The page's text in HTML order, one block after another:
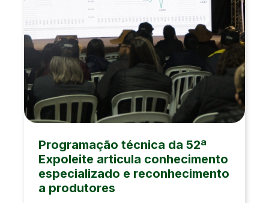
Programação técnica da 52ª
Expoleite articula conhecimento
especializado e reconhecimento
a produtores